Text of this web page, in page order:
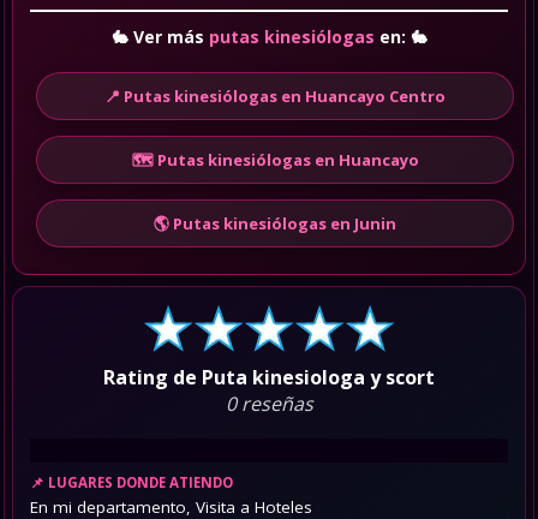
🐇 Ver más putas kinesiólogas en: 🐇
📍 Putas kinesiólogas en Huancayo Centro
🗺️ Putas kinesiólogas en Huancayo
🌎 Putas kinesiólogas en Junin
Rating de Puta kinesiologa y scort
0 reseñas
LUGARES DONDE ATIENDO
En mi departamento, Visita a Hoteles